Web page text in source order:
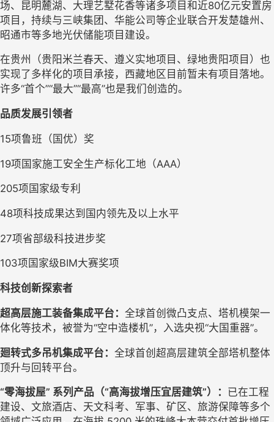
场、昆明麓湖、大理艺墅花香等诸多项目和近80亿元安置房
项目，持续与三峡集团、华能公司等企业联合开发楚雄州、
昭通市等多地光伏储能项目建设。
在贵州（贵阳米兰春天、遵义实地项目、绿地贵阳项目）也
实现了多样化的项目承接，西藏地区目前暂未有项目落地。
许多“首个”“最大”“最高”也是我们创造的。
品质发展引领者
15项鲁班（国优）奖
19项国家施工安全生产标化工地（AAA）
205项国家级专利
48项科技成果达到国内领先及以上水平
27项省部级科技进步奖
103项国家级BIM大赛奖项
科技创新探索者
超高层施工装备集成平台： 全球首创微凸支点、塔机模架一
体化等技术，被誉为“空中造楼机”，入选央视“大国重器”。
廻转式多吊机集成平台： 全球首创 超高层建筑全部塔机整体
顶升与回转平台。
“零海拔屋” 系列产品（“高海拔增压宜居建筑”）： 已在工程
建设、文旅酒店、天文科考、军事、矿区、旅游保障等多个